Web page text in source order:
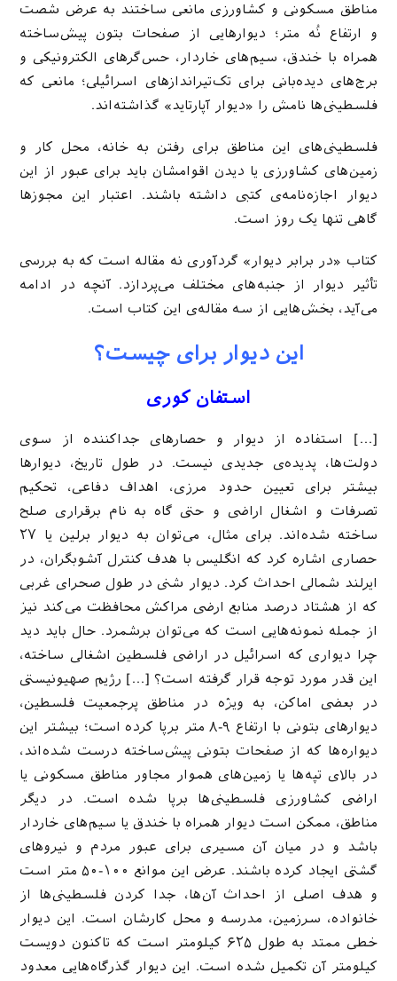
مناطق مسکونی و کشاورزی مانعی ساختند به عرض شصت
و ارتفاع نُه متر؛ دیوارهایی از صفحات بتون پیش‌ساخته
همراه با خندق، سیم‌های خاردار، حس‌گرهای الکترونیکی و
برج‌های دیده‌بانی برای تک‌تیر‌اندازهای اسرائیلی؛ مانعی که
فلسطینی‌ها نامش را «دیوار آپارتاید» گذاشته‌اند.
فلسطینی‌های این مناطق برای رفتن به خانه، محل کار و
زمین‌های کشاورزی یا دیدن اقوامشان باید برای عبور از این
دیوار اجازه‌نامه‌ی کتبی داشته باشند. اعتبار این مجوزها
گاهی تنها یک روز است.
کتاب «در برابر دیوار» گردآوری نه مقاله است که به بررسی
تأثیر دیوار از جنبه‌های مختلف می‌پردازد. آنچه در ادامه
می‌آید، بخش‌هایی از سه مقاله‌ی این کتاب است.
این دیوار برای چیست؟
استفان کوری
[…] استفاده از دیوار و حصارهای جداکننده از سوی
دولت‌ها، پدیده‌ی جدیدی نیست. در طول تاریخ، دیوارها
بیشتر برای تعیین حدود مرزی، اهداف دفاعی، تحکیم
تصرفات و اشغال اراضی و حتی گاه به نام برقراری صلح
ساخته شده‌اند. برای مثال، می‌توان به دیوار برلین یا ۲۷
حصاری اشاره کرد که انگلیس با هدف کنترل آشوبگران، در
ایرلند شمالی احداث کرد. دیوار شنی در طول صحرای غربی
که از هشتاد درصد منابع ارضی مراکش محافظت می‌کند نیز
از جمله نمونه‌هایی است که می‌توان برشمرد. حال باید دید
چرا دیواری که اسرائیل در اراضی فلسطین اشغالی ساخته،
این قدر مورد توجه قرار گرفته است؟ […] رژیم صهیونیستی
در بعضی اماکن، به ویژه در مناطق پرجمعیت فلسطین،
دیوارهای بتونی با ارتفاع ۹-۸ متر برپا کرده است؛ بیشتر این
دیواره‌ها که از صفحات بتونی پیش‌ساخته درست شده‌اند،
در بالای تپه‌ها یا زمین‌های هموار مجاور مناطق مسکونی یا
اراضی کشاورزی فلسطینی‌ها برپا شده است. در دیگر
مناطق، ممکن است دیوار همراه با خندق یا سیم‌های خاردار
باشد و در میان آن مسیری برای عبور مردم و نیروهای
گشتی ایجاد کرده باشند. عرض این موانع ۱۰۰-۵۰ متر است
و هدف اصلی از احداث آن‌ها، جدا کردن فلسطینی‌ها از
خانواده، سرزمین، مدرسه و محل کارشان است. این دیوار
خطی ممتد به طول ۶۲۵ کیلومتر است که تاکنون دویست
کیلومتر آن تکمیل شده است. این دیوار گذرگاه‌هایی معدود